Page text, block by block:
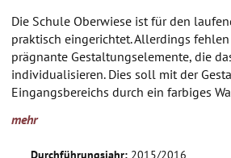
home Impressum Datenschutz
Die Schule Oberwiese ist für den
praktisch eingerichtet. Allerdings
prägnante Gestaltungselemente, die
individualisieren. Dies soll mit der
Eingangsbereichs durch ein farbiges
Förderbedarf die Möglichkeit gegeben
mehr
Durchführungsjahr: 2015/2016